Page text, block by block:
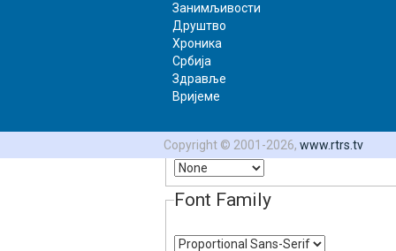
Color
Font Size
Font Family
Занимљивости
Друштво
Хроника
Србија
Здравље
Вријеме
Copyright © 2001-2026, www.rtrs.tv